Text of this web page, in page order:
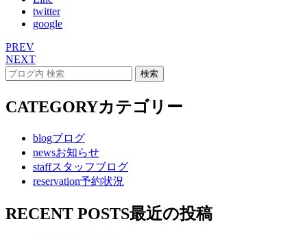
twitter
google
PREV
NEXT
CATEGORYカテゴリー
blogブログ
newsお知らせ
staffスタッフブログ
reservation予約状況
RECENT POSTS最近の投稿